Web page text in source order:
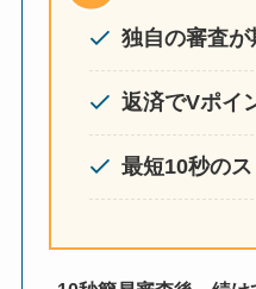
独自の審査が
返済でVポイ
最短10秒の